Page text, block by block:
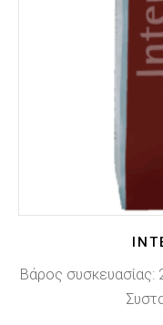
Βάρος συσκευασίας: